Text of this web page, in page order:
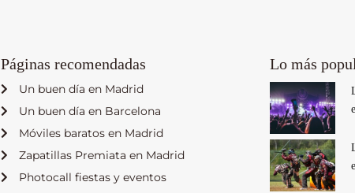
Páginas recomendadas
Un buen día en Madrid
Un buen día en Barcelona
Móviles baratos en Madrid
Zapatillas Premiata en Madrid
Photocall fiestas y eventos
Lo más